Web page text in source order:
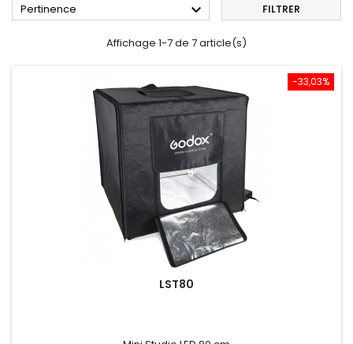
Pertinence  FILTRER
Affichage 1-7 de 7 article(s)
-33,03%
LST80